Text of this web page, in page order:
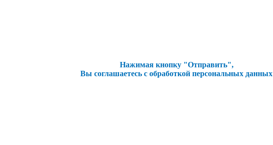
Нажимая кнопку "Отправить",
Вы соглашаетесь с обработкой персональных данных